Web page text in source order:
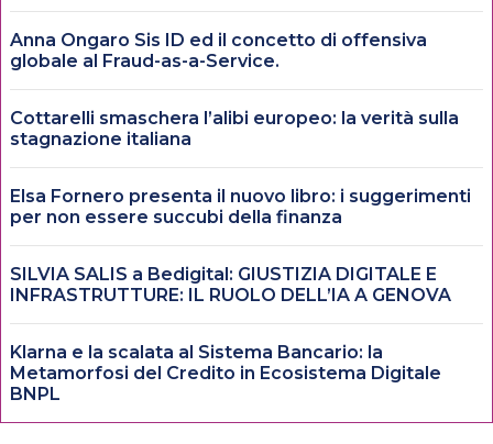
Anna Ongaro Sis ID ed il concetto di offensiva
globale al Fraud-as-a-Service.
Cottarelli smaschera l’alibi europeo: la verità sulla
stagnazione italiana
Elsa Fornero presenta il nuovo libro: i suggerimenti
per non essere succubi della finanza
SILVIA SALIS a Bedigital: GIUSTIZIA DIGITALE E
INFRASTRUTTURE: IL RUOLO DELL’IA A GENOVA
Klarna e la scalata al Sistema Bancario: la
Metamorfosi del Credito in Ecosistema Digitale
BNPL